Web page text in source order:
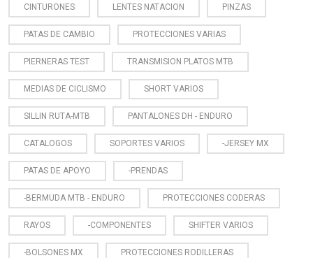
CINTURONES LENTES NATACION PINZAS
PATAS DE CAMBIO PROTECCIONES VARIAS
PIERNERAS TEST TRANSMISION PLATOS MTB
MEDIAS DE CICLISMO SHORT VARIOS
SILLIN RUTA-MTB PANTALONES DH - ENDURO
CATALOGOS SOPORTES VARIOS -JERSEY MX
PATAS DE APOYO -PRENDAS
-BERMUDA MTB - ENDURO PROTECCIONES CODERAS
RAYOS -COMPONENTES SHIFTER VARIOS
-BOLSONES MX PROTECCIONES RODILLERAS